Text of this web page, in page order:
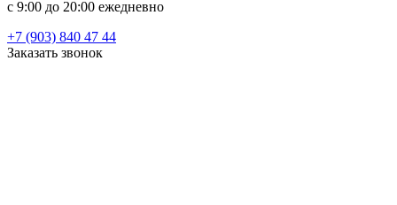
c 9:00 до 20:00 ежедневно
+7 (903) 840 47 44
Заказать звонок